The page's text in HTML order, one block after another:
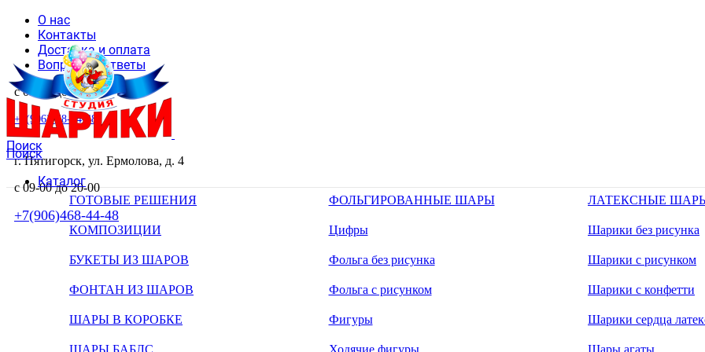
О нас
Контакты
Доставка и оплата
Вопросы и ответы
с 09-00 до 20-00
+7(906)468-44-48
Поиск
г. Пятигорск, ул. Ермолова, д. 4
с 09-00 до 20-00
+7(906)468-44-48
Поиск
Каталог
ГОТОВЫЕ РЕШЕНИЯ
КОМПОЗИЦИИ
БУКЕТЫ ИЗ ШАРОВ
ФОНТАН ИЗ ШАРОВ
ШАРЫ В КОРОБКЕ
ШАРЫ БАБЛС
ФОЛЬГИРОВАННЫЕ ШАРЫ
Цифры
Фольга без рисунка
Фольга с рисунком
Фигуры
Ходячие фигуры
ЛАТЕКСНЫЕ
Шарики без рисунка
Шарики с рисунком
Шарики с конфетти
Шарики сердца
Шары агаты